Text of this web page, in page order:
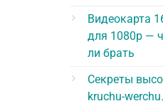
Видеокарта
для 1080p —
ли брать
Секреты
kruchu-